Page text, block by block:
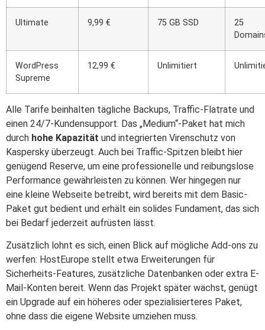
Ultimate 9,99 € 75 GB SSD
25
WordPress
Supreme
12,99 € Unlimitiert
Alle Tarife beinhalten tägliche Backups, Traffic-Flatrate und
einen 24/7-Kundensupport. Das „Medium“-Paket hat mich
durch hohe Kapazität und integrierten Virenschutz von
Kaspersky überzeugt. Auch bei Traffic-Spitzen bleibt hier
genügend Reserve, um eine professionelle und reibungslose
Performance gewährleisten zu können. Wer hingegen nur
eine kleine Webseite betreibt, wird bereits mit dem Basic-
Paket gut bedient und erhält ein solides Fundament, das sich
bei Bedarf jederzeit aufrüsten lässt.
Zusätzlich lohnt es sich, einen Blick auf mögliche Add-ons zu
werfen: HostEurope stellt etwa Erweiterungen für
Sicherheits-Features, zusätzliche Datenbanken oder extra E-
Mail-Konten bereit. Wenn das Projekt später wächst, genügt
ein Upgrade auf ein höheres oder spezialisierteres Paket,
ohne dass die eigene Website umziehen muss.